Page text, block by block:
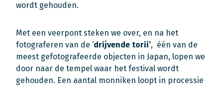
wordt gehouden.
Met een veerpont steken we over, en na het
fotograferen van de ‘drijvende torii’, één van de
meest gefotografeerde objecten in Japan, lopen we
door naar de tempel waar het festival wordt
gehouden. Een aantal monniken loopt in processie